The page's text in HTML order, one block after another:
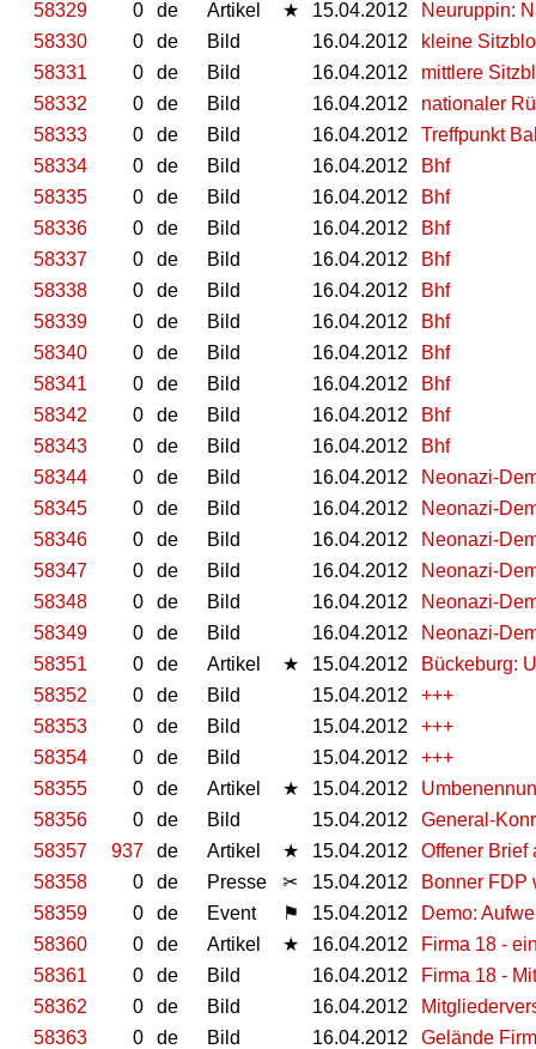
58329 0 de Artikel ★ 15.04.2012
Neuruppin:
58330
0 de Bild 16.04.2012
kleine
58331
0 de Bild 16.04.2012
mittlere
58332
0 de Bild 16.04.2012
nationaler
58333
0 de Bild 16.04.2012
Treffpunkt
58334
0 de Bild 16.04.2012
Bhf
58335
0 de Bild 16.04.2012
Bhf
58336
0 de Bild 16.04.2012
Bhf
58337
0 de Bild 16.04.2012
Bhf
58338
0 de Bild 16.04.2012
Bhf
58339
0 de Bild 16.04.2012
Bhf
58340
0 de Bild 16.04.2012
Bhf
58341
0 de Bild 16.04.2012
Bhf
58342
0 de Bild 16.04.2012
Bhf
58343
0 de Bild 16.04.2012
Bhf
58344
0 de Bild 16.04.2012
Neonazi-
58345
0 de Bild 16.04.2012
Neonazi-
58346
0 de Bild 16.04.2012
Neonazi-
58347
0 de Bild 16.04.2012
Neonazi-
58348
0 de Bild 16.04.2012
Neonazi-
58349
0 de Bild 16.04.2012
Neonazi-
58351
0 de Artikel ★ 15.04.2012
Bückeburg:
58352
0 de Bild 15.04.2012
+++
58353
0 de Bild 15.04.2012
+++
58354
0 de Bild 15.04.2012
+++
58355
0 de Artikel ★ 15.04.2012
58356
0 de Bild 15.04.2012
General-
58357
937 de Artikel ★ 15.04.2012
Offener Brief
58358
0 de Presse ✂ 15.04.2012
Bonner FDP
58359
0 de Event ⚑ 15.04.2012
Demo:
58360
0 de Artikel ★ 16.04.2012
Firma 18 -
58361
0 de Bild 16.04.2012
Firma 18 -
58362
0 de Bild 16.04.2012
58363
0 de Bild 16.04.2012
Gelände